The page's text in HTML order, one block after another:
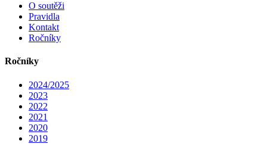
O soutěži
Pravidla
Kontakt
Ročníky
Ročníky
2024/2025
2023
2022
2021
2020
2019